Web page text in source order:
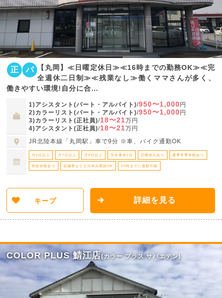
正 パ
【丸岡】≪日曜定休日≫≪16時までの勤務OK≫≪完
全週休二日制≫≪残業なし≫働くママさんが多く、
働きやすい環境!自分に合…
1)アシスタント(パート・アルバイト)/950〜1,000 円
2)カラーリスト(パート・アルバイト)/950〜1,000 円
3)カラーリスト(正社員)/18〜21万円
4)アシスタント(正社員)/18〜21万円
JR北陸本線「丸岡駅」車で9分 ※車、バイク通勤OK
月6日以上 月7日以上 月8日以上 完全週休2日 日曜休みあり 夏季冬季休暇あり
有給休暇あり 冠婚祭など土日休み相談OK 20時までに退勤可能
キープ 詳細を見る
COLOR PLUS 鯖江店(カラー プラス サバエテン)